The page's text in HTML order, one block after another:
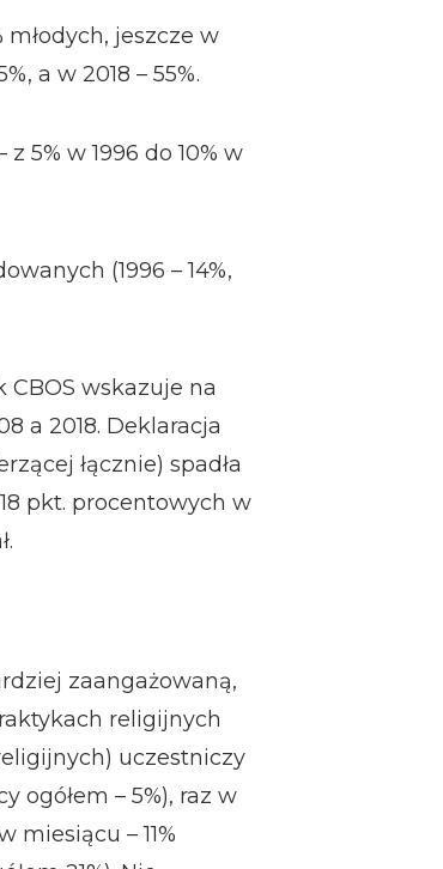
młodych, jeszcze w
a w 2018 – 55%.
5% w 1996 do 10% w
(1996 – 14%,
CBOS wskazuje na
a 2018. Deklaracja
łącznie) spadła
pkt. procentowych w
zaangażowaną,
religijnych
uczestniczy
ogółem – 5%), raz w
miesiącu – 11%